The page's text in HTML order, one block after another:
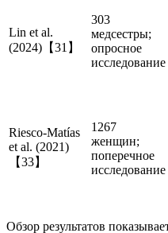
Lin et al.
(2024)【31】
303
медсестры;
опросное
исследование
Riesco-Matías
et al. (2021)
【33】
1267
женщин;
поперечное
исследование
Обзор результатов